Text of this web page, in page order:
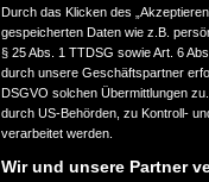
Durch das Klicken des
gespeicherten Daten wie z.B.
§ 25 Abs. 1 TTDSG sowie Art. 6
durch unsere Geschäftspartner
DSGVO solchen Übermittlungen
durch US-Behörden, zu Kontroll-
verarbeitet werden.
Wir und unsere Partner